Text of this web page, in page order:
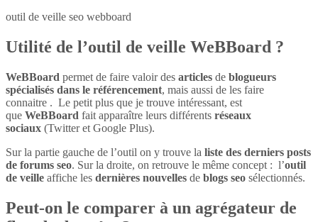
outil de veille seo webboard
Utilité de l’outil de veille WeBBoard ?
WeBBoard permet de faire valoir des articles de blogueurs
spécialisés dans le référencement, mais aussi de les faire
connaitre . Le petit plus que je trouve intéressant, est
que WeBBoard fait apparaître leurs différents réseaux
sociaux (Twitter et Google Plus).
Sur la partie gauche de l’outil on y trouve la liste des derniers posts
de forums seo. Sur la droite, on retrouve le même concept : l’outil
de veille affiche les dernières nouvelles de blogs seo sélectionnés.
Peut-on le comparer à un agrégateur de